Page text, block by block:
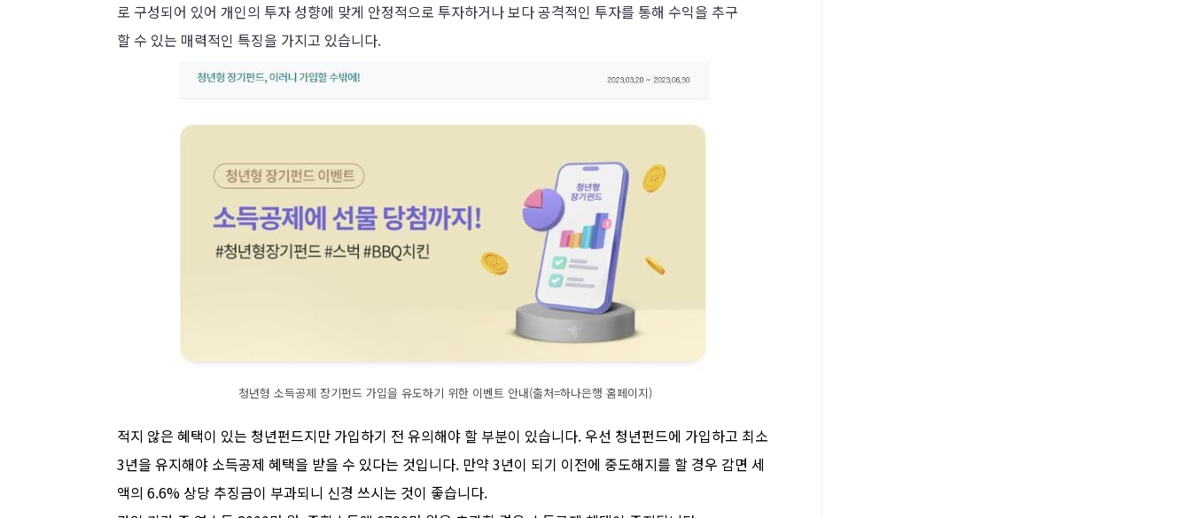
로 구성되어 있어 개인의 투자 성향에 맞게 안정적으로 투자하거나 보다 공격적인 투자를 통해 수익을 추구
할 수 있는 매력적인 특징을 가지고 있습니다.
청년형 소득공제 장기펀드 가입을 유도하기 위한 이벤트 안내(출처=하나은행 홈페이지)
적지 않은 혜택이 있는 청년펀드지만 가입하기 전 유의해야 할 부분이 있습니다. 우선 청년펀드에 가입하고 최소
3년을 유지해야 소득공제 혜택을 받을 수 있다는 것입니다. 만약 3년이 되기 이전에 중도해지를 할 경우 감면 세
액의 6.6% 상당 추징금이 부과되니 신경 쓰시는 것이 좋습니다.